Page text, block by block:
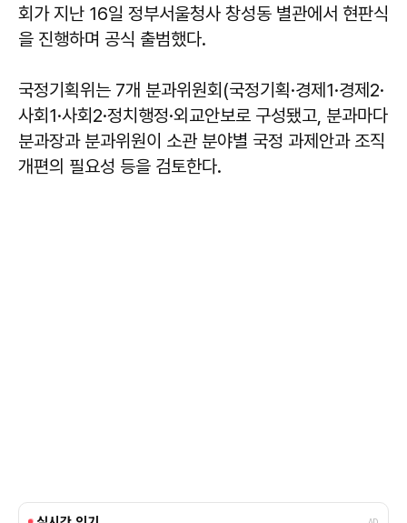
회가 지난 16일 정부서울청사 창성동 별관에서 현판식
을 진행하며 공식 출범했다.
국정기획위는 7개 분과위원회(국정기획·경제1·경제2·
사회1·사회2·정치행정·외교안보로 구성됐고, 분과마다
분과장과 분과위원이 소관 분야별 국정 과제안과 조직
개편의 필요성 등을 검토한다.